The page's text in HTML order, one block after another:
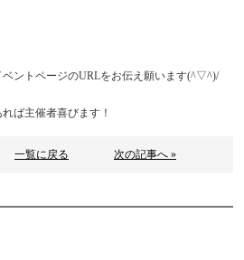
ントページのURLをお伝え願います(^▽^)/
ば主催者喜びます！
一覧に戻る 次の記事へ »